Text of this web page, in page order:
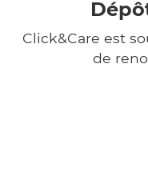
Click&Care est
de